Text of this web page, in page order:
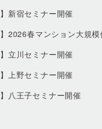
】新宿セミナー開催
】2026春マンション大規
】立川セミナー開催
】上野セミナー開催
】八王子セミナー開催